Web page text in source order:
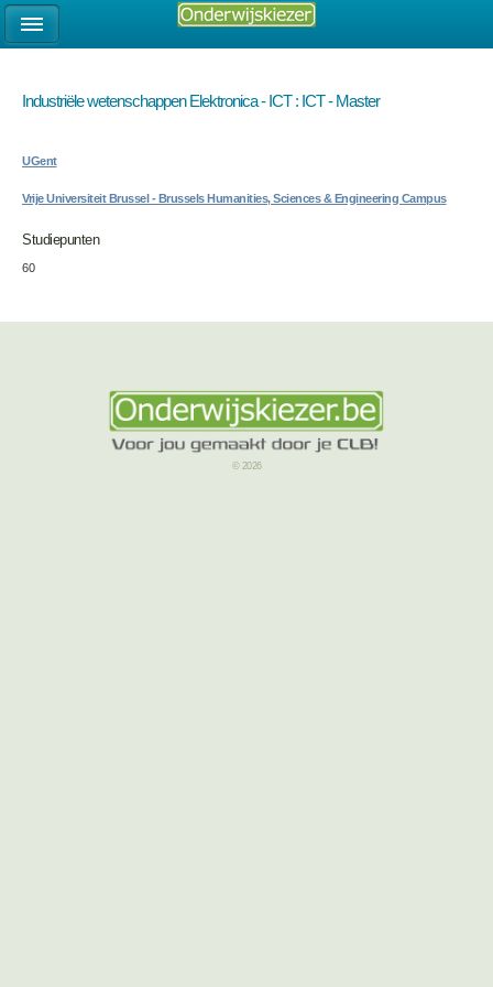
Industriële wetenschappen Elektronica - ICT : ICT - Master
UGent
Vrije Universiteit Brussel - Brussels Humanities, Sciences & Engineering Campus
Studiepunten
60
© 2026